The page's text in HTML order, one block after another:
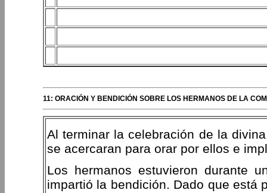
11: ORACIÓN Y BENDICIÓN SOBRE LOS HERMANOS DE LA
Al terminar la celebración de la
se acercaran para orar por ellos e
Los hermanos estuvieron durante
impartió la bendición. Dado que está